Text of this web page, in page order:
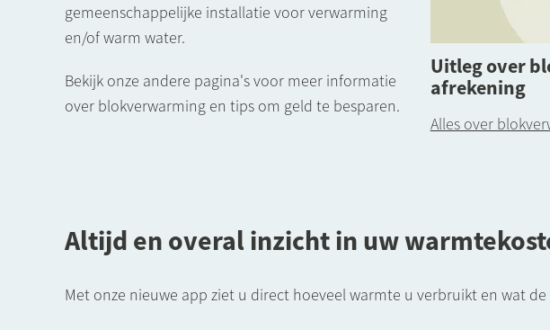
gemeenschappelijke installatie voor verwarming
en/of warm water.
Bekijk onze andere pagina's voor meer informatie
over blokverwarming en tips om geld te besparen.
Uitleg over
afrekening
Alles over
Altijd en overal inzicht in uw
Met onze nieuwe app ziet u direct hoeveel warmte u verbruikt en wat